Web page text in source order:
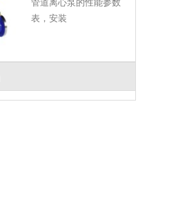
管道离心泵的性能参数
表，安装